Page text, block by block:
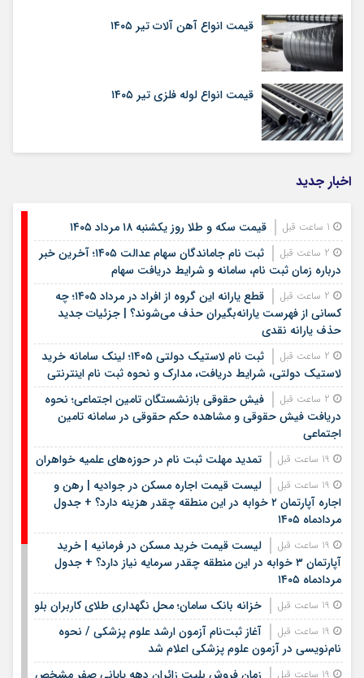
قیمت انواع آهن آلات تیر ۱۴۰۵
قیمت انواع لوله فلزی تیر ۱۴۰۵
اخبار جدید
قیمت سکه و طلا روز یکشنبه ۱۸ مرداد ۱۴۰۵
ثبت نام جاماندگان سهام عدالت ۱۴۰۵؛ آخرین خبر
درباره زمان ثبت نام، سامانه و شرایط دریافت سهام
قطع یارانه این گروه از افراد در مرداد ۱۴۰۵؛ چه
کسانی از فهرست یارانه‌بگیران حذف می‌شوند؟ | جزئیات جدید
حذف یارانه نقدی
ثبت نام لاستیک دولتی ۱۴۰۵؛ لینک سامانه خرید
لاستیک دولتی، شرایط دریافت، مدارک و نحوه ثبت نام اینترنتی
فیش حقوقی بازنشستگان تامین اجتماعی؛ نحوه
دریافت فیش حقوقی و مشاهده حکم حقوقی در سامانه تامین
اجتماعی
تمدید مهلت ثبت نام در حوزه‌های علمیه خواهران
لیست قیمت اجاره مسکن در جوادیه | رهن و
اجاره آپارتمان ۲ خوابه در این منطقه چقدر هزینه دارد؟ + جدول
مردادماه ۱۴۰۵
لیست قیمت خرید مسکن در فرمانیه | خرید
آپارتمان ۳ خوابه در این منطقه چقدر سرمایه نیاز دارد؟ + جدول
مردادماه ۱۴۰۵
خزانه بانک سامان؛ محل نگهداری طلای کاربران بلو
آغاز ثبت‌نام آزمون ارشد علوم پزشکی / نحوه
نام‌نویسی در آزمون علوم پزشکی اعلام شد